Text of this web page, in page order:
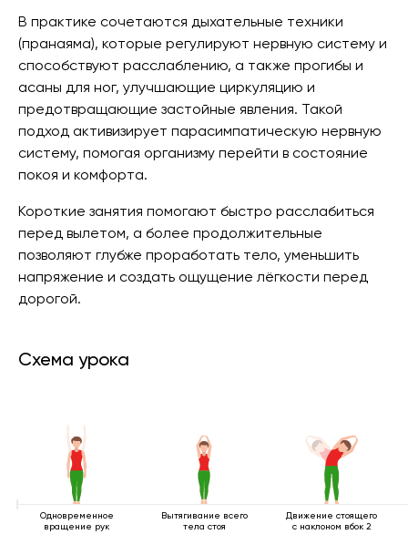
В практике сочетаются дыхательные техники
(пранаяма), которые регулируют нервную систему и
способствуют расслаблению, а также прогибы и
асаны для ног, улучшающие циркуляцию и
предотвращающие застойные явления. Такой
подход активизирует парасимпатическую нервную
систему, помогая организму перейти в состояние
покоя и комфорта.
Короткие занятия помогают быстро расслабиться
перед вылетом, а более продолжительные
позволяют глубже проработать тело, уменьшить
напряжение и создать ощущение лёгкости перед
дорогой.
Схема урока
Одновременное
вращение рук
Вытягивание всего
тела стоя
Движение стоящего
с наклоном вбок 2